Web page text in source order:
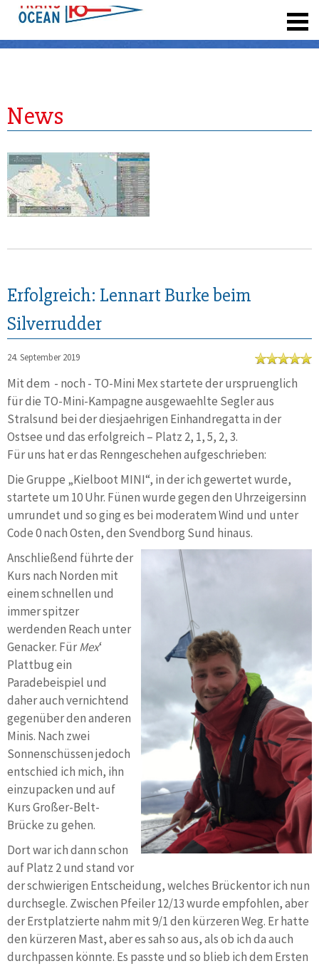
News
Erfolgreich: Lennart Burke beim
Silverrudder
24. September 2019
Mit dem - noch - TO-Mini Mex startete der urspruenglich
für die TO-Mini-Kampagne ausgewaehlte Segler aus
Stralsund bei der diesjaehrigen Einhandregatta in der
Ostsee und das erfolgreich – Platz 2, 1, 5, 2, 3.
Für uns hat er das Renngeschehen aufgeschrieben:
Die Gruppe „Kielboot MINI“, in der ich gewertet wurde,
startete um 10 Uhr. Fünen wurde gegen den Uhrzeigersinn
umrundet und so ging es bei moderatem Wind und unter
Code 0 nach Osten, den Svendborg Sund hinaus.
Anschließend führte der
Kurs nach Norden mit
einem schnellen und
immer spitzer
werdenden Reach unter
Genacker. FürMex‘
Plattbug ein
Paradebeispiel und
daher auch vernichtend
gegenüber den anderen
Minis. Nach zwei
Sonnenschüssen jedoch
entschied ich mich, ihn
einzupacken und auf
Kurs Großer-Belt-
Brücke zu gehen.
Dort war ich dann schon
auf Platz 2 und stand vor
der schwierigen Entscheidung, welches Brückentor ich nun
durchsegle. Zwischen Pfeiler 12/13 wurde empfohlen, aber
der Erstplatzierte nahm mit 9/1 den kürzeren Weg. Er hatte
den kürzeren Mast, aber es sah so aus, als ob ich da auch
durchpassen könnte. Es passte und so blieb ich dem Ersten